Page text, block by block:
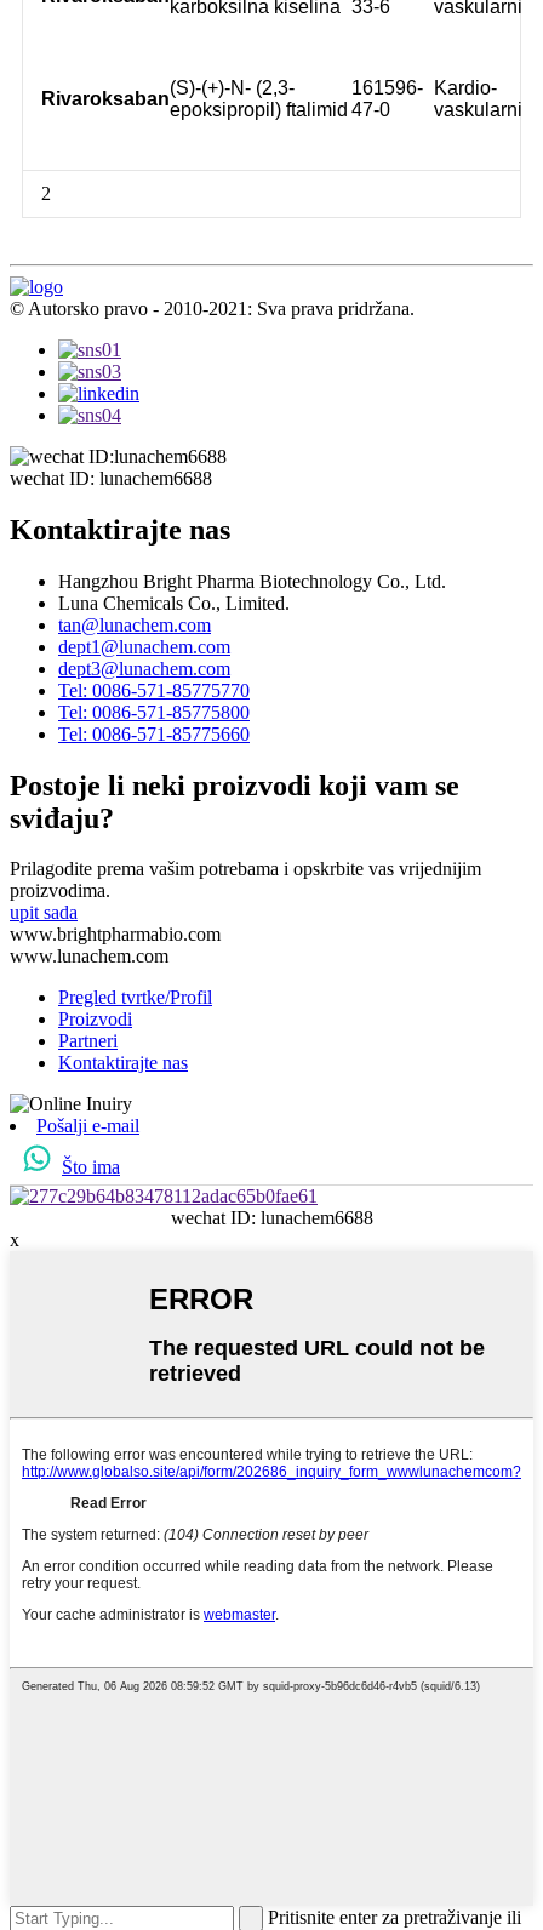
karboksilna kiselina 33-6 vaskularni
Rivaroksaban
(S)-(+)-N- (2,3-
epoksipropil) ftalimid
161596-
47-0
Kardio-
vaskularni
2
© Autorsko pravo - 2010-2021: Sva prava pridržana.
wechat ID: lunachem6688
Kontaktirajte nas
Hangzhou Bright Pharma Biotechnology Co., Ltd.
Luna Chemicals Co., Limited.
tan@lunachem.com
dept1@lunachem.com
dept3@lunachem.com
Tel: 0086-571-85775770
Tel: 0086-571-85775800
Tel: 0086-571-85775660
Postoje li neki proizvodi koji vam se
sviđaju?
Prilagodite prema vašim potrebama i opskrbite vas vrijednijim
proizvodima.
upit sada
www.brightpharmabio.com
www.lunachem.com
Pregled tvrtke/Profil
Proizvodi
Partneri
Kontaktirajte nas
Pošalji e-mail
Što ima
wechat ID: lunachem6688
x
Pritisnite enter za pretraživanje ili